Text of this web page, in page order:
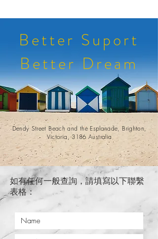
Better Suport
Better Dream
如有任何一般查詢，請填寫以下聯繫
表格：
Dendy Street Beach and the Esplanade, Brighton,
Victoria, 3186 Australia